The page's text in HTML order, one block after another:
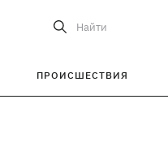
Найти
ПРОИСШЕСТВИЯ